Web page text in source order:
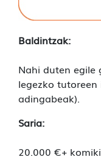
Baldintzak:
Nahi duten egile
legezko
adingabeak).
Saria:
20.000 €+